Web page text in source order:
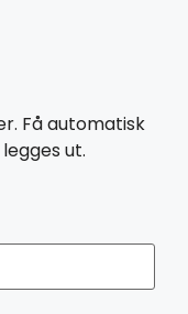
Få automatisk
ut.